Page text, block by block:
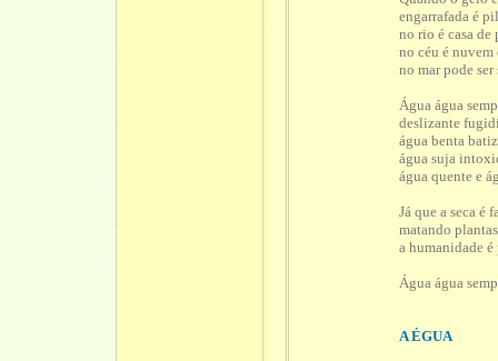
engarrafada é
no rio é casa de
no céu é nuvem
no mar pode
Água água
deslizante
água benta
água suja
água quente e
Já que a seca é
matando
a humanidade é
Água água
A ÉGUA